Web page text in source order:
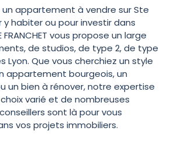
un appartement à vendre sur Ste
y habiter ou pour investir dans
FRANCHET vous propose un large
de studios, de type 2, de type
Lyon. Que vous cherchiez un style
appartement bourgeois, un
un bien à rénover, notre expertise
varié et de nombreuses
sont là pour vous
vos projets immobiliers.